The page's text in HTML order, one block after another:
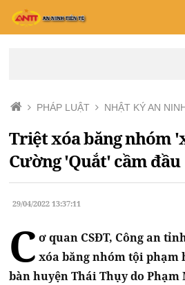
PHÁP LUẬT NHẬT KÝ AN
Triệt xóa băng nhóm
Cường 'Quắt' cầm đầu
29/04/2022 13:37:11
C ơ quan CSĐT, Công an
xóa băng nhóm tội phạm
bàn huyện Thái Thụy do Phạm